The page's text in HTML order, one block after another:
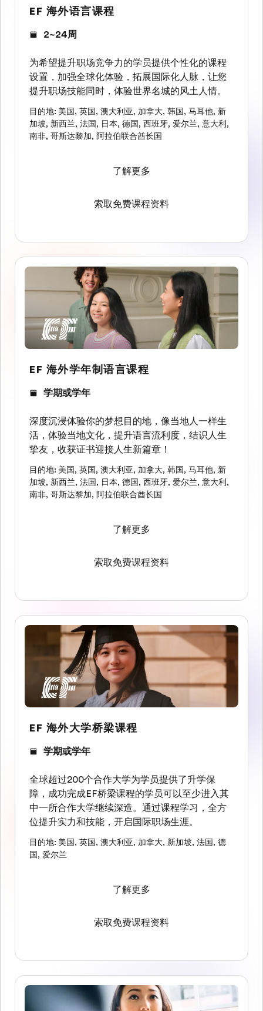
EF 海外语言课程
2~24周
为希望提升职场竞争力的学员提供个性化的课程
设置，加强全球化体验，拓展国际化人脉，让您
提升职场技能同时，体验世界名城的风土人情。
目的地: 美国, 英国, 澳大利亚, 加拿大, 韩国, 马耳他, 新
加坡, 新西兰, 法国, 日本, 德国, 西班牙, 爱尔兰, 意大利 ,
南非, 哥斯达黎加, 阿拉伯联合酋长国
了解更多
索取免费课程资料
EF 海外学年制语言课程
学期或学年
深度沉浸体验你的梦想目的地，像当地人一样生
活，体验当地文化，提升语言流利度，结识人生
挚友，收获证书迎接人生新篇章！
目的地: 美国, 英国, 澳大利亚, 加拿大, 韩国, 马耳他, 新
加坡, 新西兰, 法国, 日本, 德国, 西班牙, 爱尔兰, 意大利 ,
南非, 哥斯达黎加, 阿拉伯联合酋长国
了解更多
索取免费课程资料
EF 海外大学桥梁课程
学期或学年
全球超过200个合作大学为学员提供了升学保
障，成功完成EF桥梁课程的学员可以至少进入其
中一所合作大学继续深造。通过课程学习，全方
位提升实力和技能，开启国际职场生涯。
目的地: 美国, 英国, 澳大利亚, 加拿大, 新加坡, 法国, 德
国, 爱尔兰
了解更多
索取免费课程资料